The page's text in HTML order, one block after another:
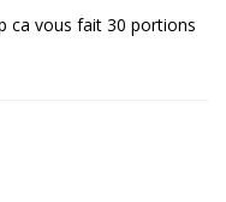
ca vous fait 30 portions